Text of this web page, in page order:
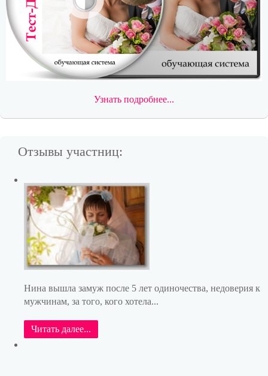
Узнать подробнее...
Отзывы участниц:
Нина вышла замуж после 5 лет одиночества, недоверия к
мужчинам, за того, кого хотела...
Читать далее...